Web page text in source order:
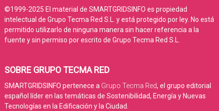
©1999-2025 El material de SMARTGRIDSINFO es propiedad
intelectual de Grupo Tecma Red S.L. y está protegido por ley. No está
permitido utilizarlo de ninguna manera sin hacer referencia a la
fuente y sin permiso por escrito de Grupo Tecma Red S.L.
SOBRE GRUPO TECMA RED
SMARTGRIDSINFO pertenece a Grupo Tecma Red, el grupo editorial
español líder en las temáticas de Sostenibilidad, Energía y Nuevas
Tecnologías en la Edificación y la Ciudad.